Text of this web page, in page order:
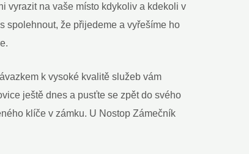
vyrazit na vaše místo kdykoliv a kdekoli v
spolehnout, že přijedeme a vyřešíme ho
k vysoké kvalitě služeb vám
ještě dnes a pusťte se zpět do svého
klíče v zámku. U Nostop Zámečník